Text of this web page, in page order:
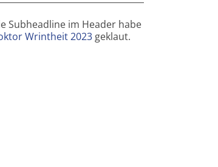
Subheadline im Header habe
Wrintheit 2023 geklaut.